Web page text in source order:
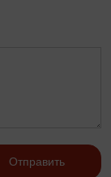
Отправить